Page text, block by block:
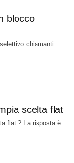
blocco
chiamanti
scelta flat
flat ? La risposta è